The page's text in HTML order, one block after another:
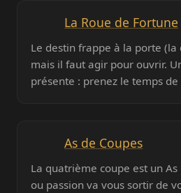
La Roue de Fortune
Le destin frappe à la porte
mais il faut agir pour ouvrir.
présente : prenez le temps de
As de Coupes
La quatrième coupe est un
ou passion va vous sortir de